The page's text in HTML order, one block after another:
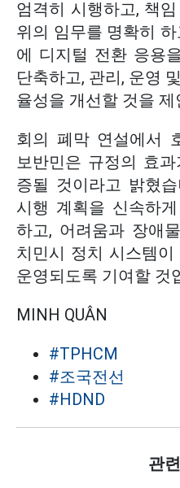
엄격히 시행하고, 책
위의 임무를 명확히
에 디지털 전환 응용
단축하고, 관리, 운영
율성을 개선할 것을 제
회의 폐막 연설에서
보반민은 규정의 효
증될 것이라고 밝혔
시행 계획을 신속하
하고, 어려움과 장애
치민시 정치 시스템
운영되도록 기여할 것
MINH QUÂN
#TPHCM
#조국전선
#HDND
관